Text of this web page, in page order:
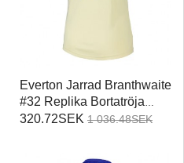
Everton Jarrad Branthwaite
#32 Replika Bortatröja
Damer 2025-26 Kortärmad
320.72SEK 1 036.48SEK